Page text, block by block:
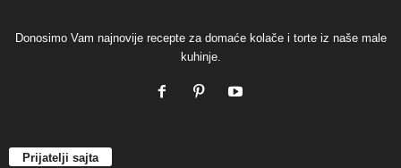
Donosimo Vam najnovije recepte za domaće kolače i torte iz naše male
kuhinje.
Prijatelji sajta